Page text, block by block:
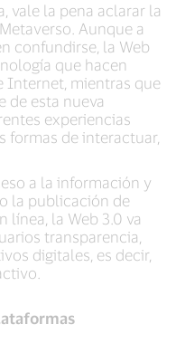
vale la pena aclarar la
Aunque a
confundirse, la Web
que hacen
Internet, mientras que
de esta nueva
experiencias
formas de interactuar,
a la información y
la publicación de
línea, la Web 3.0 va
transparencia,
digitales, es decir,